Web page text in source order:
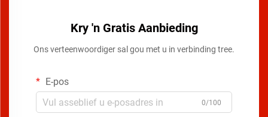
Kry 'n Gratis Aanbieding
Ons verteenwoordiger sal gou met u in verbinding tree.
E-pos
0/100